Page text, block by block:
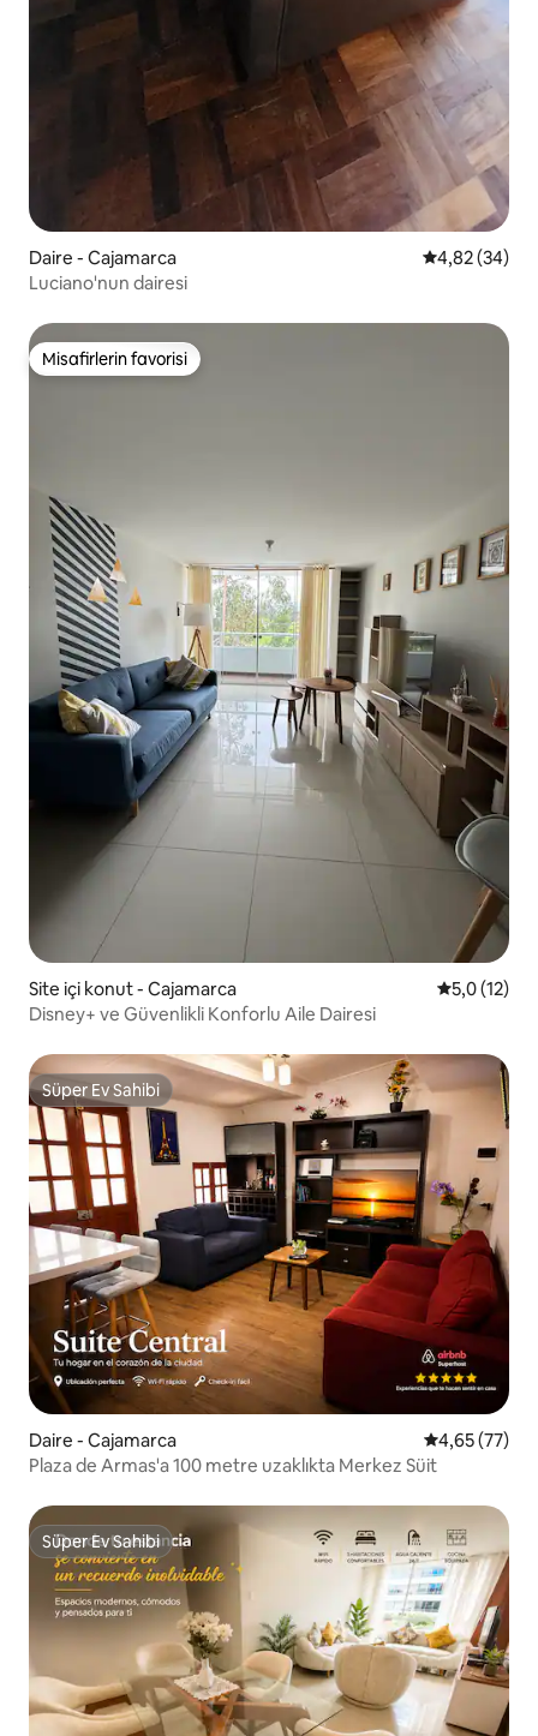
Daire - Cajamarca 5 üzerinden
4,82 (34)
Luciano'nun dairesi
Misafirlerin favorisi
Misafirlerin favorisi
Site içi konut - Cajamarca 55,0 (12)
Disney+ ve Güvenlikli Konforlu Aile Dairesi
Süper Ev Sahibi
Süper Ev Sahibi
Daire - Cajamarca 5 üzerinden
4,65 (77)
Plaza de Armas'a 100 metre uzaklıkta Merkez Süit
Süper Ev Sahibi
Süper Ev Sahibi